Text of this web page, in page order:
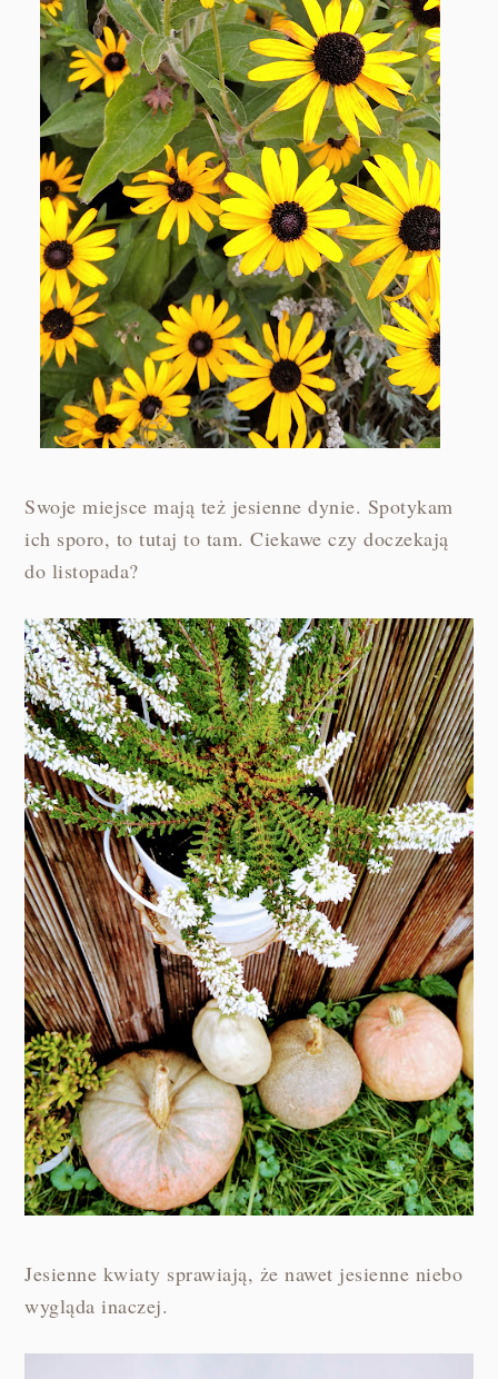
Swoje miejsce mają też jesienne dynie. Spotykam
ich sporo, to tutaj to tam. Ciekawe czy doczekają
do listopada?
Jesienne kwiaty sprawiają, że nawet jesienne niebo
wygląda inaczej.